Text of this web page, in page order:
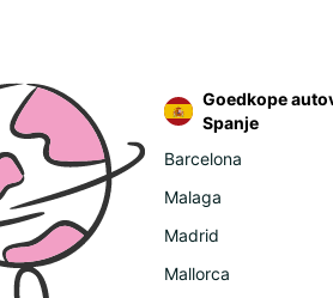
Goedkope
Spanje
Barcelona
Malaga
Madrid
Mallorca